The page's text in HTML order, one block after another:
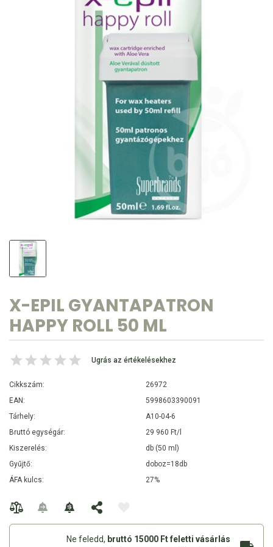
X-EPIL GYANTAPATRON
HAPPY ROLL 50 ML
Ugrás az értékelésekhez
Cikkszám:
26972
EAN:
5998603390091
Tárhely:
A10-04-6
Bruttó egységár:
29 960 Ft/l
Kiszerelés:
db (50 ml)
Gyűjtő:
doboz=18db
ÁFA kulcs:
27%
Ne feledd, bruttó 15000 Ft feletti vásárlás